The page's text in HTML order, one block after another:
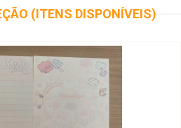
(ITENS DISPONÍVEIS)